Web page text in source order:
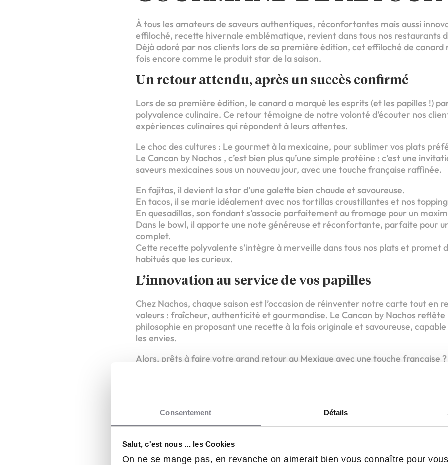
Consentement Détails
Salut, c'est nous ... les Cookies
On ne se mange pas, en revanche on aimerait bien vous connaître pour
À tous les amateurs de saveurs authentiques, réconfortantes mais aussi
effiloché, recette hivernale emblématique, revient dans tous nos restaurants
Déjà adoré par nos clients lors de sa première édition, cet effiloché de canard
fois encore comme le produit star de la saison.
Un retour attendu, après un succès confirmé
Lors de sa première édition, le canard a marqué les esprits (et les papilles !)
polyvalence culinaire. Ce retour témoigne de notre volonté d’écouter nos
expériences culinaires qui répondent à leurs attentes.
Le choc des cultures : Le gourmet à la mexicaine, pour sublimer vos plats
Le Cancan by Nachos , c’est bien plus qu’une simple protéine : c’est une
saveurs mexicaines sous un nouveau jour, avec une touche française raffinée.
En fajitas, il devient la star d’une galette bien chaude et savoureuse.
En tacos, il se marie idéalement avec nos tortillas croustillantes et nos
En quesadillas, son fondant s’associe parfaitement au fromage pour un
Dans le bowl, il apporte une note généreuse et réconfortante, parfaite pour
complet.
Cette recette polyvalente s’intègre à merveille dans tous nos plats et promet
habitués que les curieux.
L’innovation au service de vos papilles
Chez Nachos, chaque saison est l’occasion de réinventer notre carte tout en
valeurs : fraîcheur, authenticité et gourmandise. Le Cancan by Nachos
philosophie en proposant une recette à la fois originale et savoureuse,
les envies.
Alors, prêts à faire votre grand retour au Mexique avec une touche française ?
Devenez le prochain